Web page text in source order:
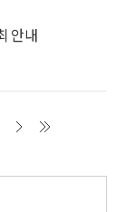
안내